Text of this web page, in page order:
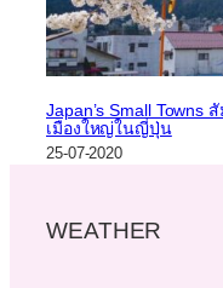
Japan’s Small Towns
เมืองใหญ่ในญี่ปุ่น
25-07-2020
WEATHER